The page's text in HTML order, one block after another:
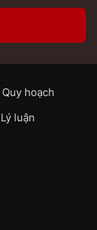
hoạch
luận